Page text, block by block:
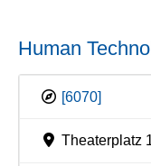
Human
[6070]
Theaterplatz